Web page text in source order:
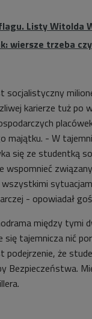
Listy Witolda
wiersze trzeba
socjalistyczny
karierze tuż po
majątku. - W
się ze studentką
wspomnieć
- opowiadał
między tymi
się tajemnicza nić
że
Bezpieczeństwa.